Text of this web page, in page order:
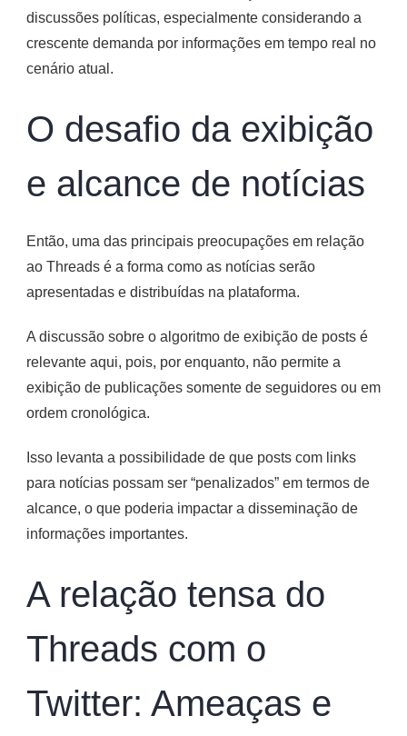
discussões políticas, especialmente considerando a
crescente demanda por informações em tempo real no
cenário atual.
O desafio da exibição
e alcance de notícias
Então, uma das principais preocupações em relação
ao Threads é a forma como as notícias serão
apresentadas e distribuídas na plataforma.
A discussão sobre o algoritmo de exibição de posts é
relevante aqui, pois, por enquanto, não permite a
exibição de publicações somente de seguidores ou em
ordem cronológica.
Isso levanta a possibilidade de que posts com links
para notícias possam ser “penalizados” em termos de
alcance, o que poderia impactar a disseminação de
informações importantes.
A relação tensa do
Threads com o
Twitter: Ameaças e